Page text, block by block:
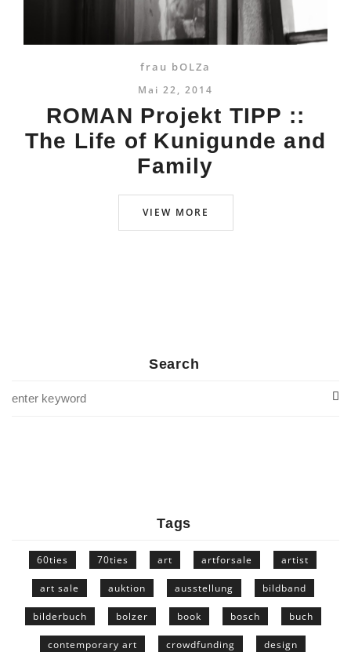
frau bOLZa
Mai 22, 2014
ROMAN Projekt TIPP ::
The Life of Kunigunde and
Family
VIEW MORE
Search
Tags
60ties 70ties art artforsale artist
art sale auktion ausstellung bildband
bilderbuch bolzer book bosch buch
contemporary art crowdfunding design